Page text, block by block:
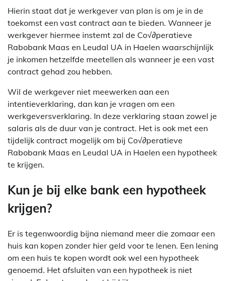
Hierin staat dat je werkgever van plan is om je in de
toekomst een vast contract aan te bieden. Wanneer je
werkgever hiermee instemt zal de Co√∂peratieve
Rabobank Maas en Leudal UA in Haelen waarschijnlijk
je inkomen hetzelfde meetellen als wanneer je een vast
contract gehad zou hebben.
Wil de werkgever niet meewerken aan een
intentieverklaring, dan kan je vragen om een
werkgeversverklaring. In deze verklaring staan zowel je
salaris als de duur van je contract. Het is ook met een
tijdelijk contract mogelijk om bij Co√∂peratieve
Rabobank Maas en Leudal UA in Haelen een hypotheek
te krijgen.
Kun je bij elke bank een hypotheek
krijgen?
Er is tegenwoordig bijna niemand meer die zomaar een
huis kan kopen zonder hier geld voor te lenen. Een lening
om een huis te kopen wordt ook wel een hypotheek
genoemd. Het afsluiten van een hypotheek is niet